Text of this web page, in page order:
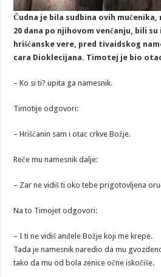
Čudna je bila sudbina ovih
20 dana po njihovom venčanju, bili su
hrišćanske vere, pred tivaidskog
cara Dioklecijana. Timotej je bio
– Ko si ti? upita ga namesnik.
Timotije odgovori:
– Hrišćanin sam i otac crkve Božje.
Reče mu namesnik dalje:
– Zar ne vidiš ti oko tebe prigotovljena
Na to Timojet odgovori:
– I ti ne vidiš anđele Božje koji me krepe.
Tada je namesnik naredio da mu
tako da mu od bola zenice očne iskočiše.